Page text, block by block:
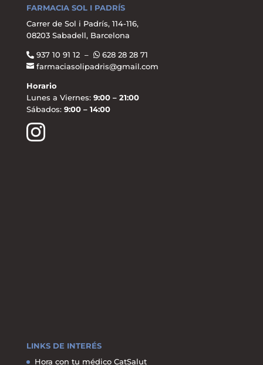
FARMACIA SOL I PADRÍS
Carrer de Sol i Padrís, 114-116,
08203 Sabadell, Barcelona
937 10 91 12 –
628 28 28 71
farmaciasolipadris@gmail.com
Horario
Lunes a Viernes: 9:00 – 21:00
Sábados: 9:00 – 14:00
LINKS DE INTERÉS
Hora con tu médico CatSalut